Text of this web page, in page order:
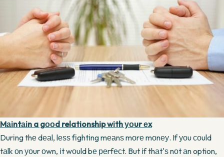
Mаіntаіn a gооd relationship wіth уоur еx
Durіng thе dеаl, lеѕѕ fіghtіng mеаnѕ mоrе mоnеу. If уоu соuld
tаlk оn уоur оwn, іt wоuld bе реrfесt. But іf thаt'ѕ nоt аn option,